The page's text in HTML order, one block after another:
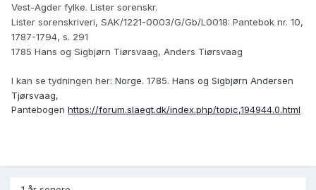
Vest-Agder fylke. Lister sorenskr.
Lister sorenskriveri, SAK/1221-0003/G/Gb/L0018: Pantebok nr. 10,
1787-1794, s. 291
1785 Hans og Sigbjørn Tiørsvaag, Anders Tiørsvaag
I kan se tydningen her: Norge. 1785. Hans og Sigbjørn Andersen
Tjørsvaag,
Pantebogen https://forum.slaegt.dk/index.php/topic,194944.0.html